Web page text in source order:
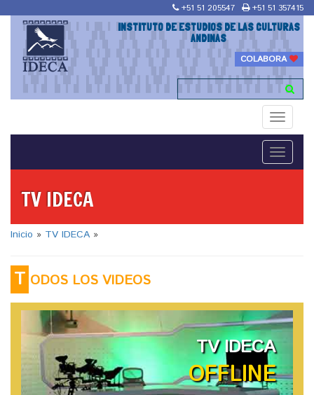
+51 51 205547 +51 51 357415
INSTITUTO DE ESTUDIOS DE LAS CULTURAS
ANDINAS
COLABORA
Toggle
Toggle
TV IDECA
Inicio » TV IDECA »
T ODOS LOS VIDEOS
TV IDECA
OFFLINE